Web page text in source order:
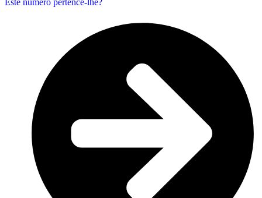
Este número pertence-lhe?